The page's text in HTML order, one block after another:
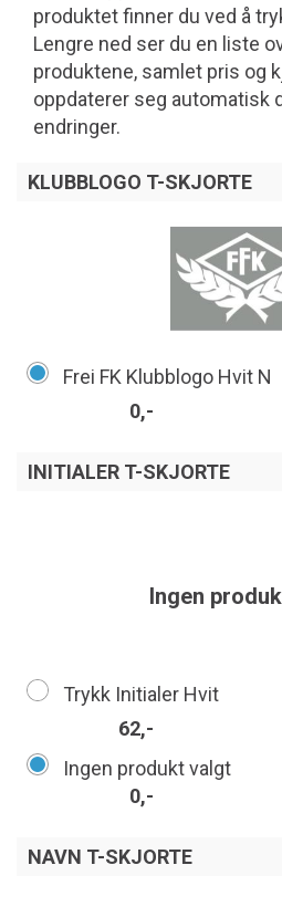
produktet finner du ved å
Lengre ned ser du en liste
produktene, samlet pris og
oppdaterer seg automatisk
endringer.
KLUBBLOGO T-SKJORTE
Frei FK Klubblogo Hvit N
0,-
INITIALER T-SKJORTE
Ingen
Trykk Initialer Hvit
62,-
Ingen produkt valgt
0,-
NAVN T-SKJORTE